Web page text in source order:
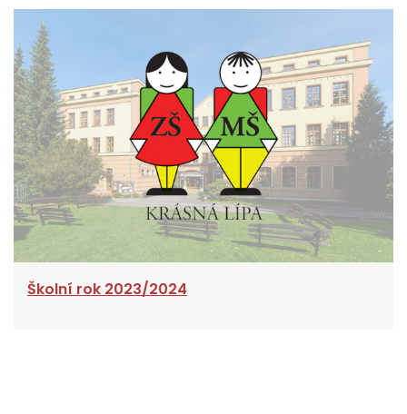
Školní rok 2023/2024